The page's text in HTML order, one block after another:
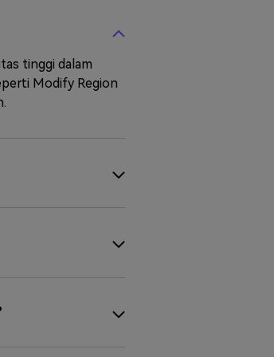
tinggi dalam
Modify Region